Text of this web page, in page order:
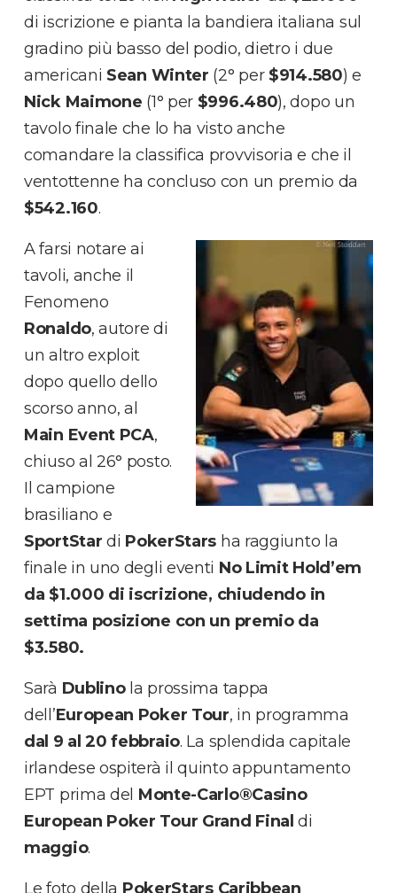
di iscrizione e pianta la bandiera italiana sul
gradino più basso del podio, dietro i due
americani Sean Winter (2° per $914.580) e
Nick Maimone (1° per $996.480), dopo un
tavolo finale che lo ha visto anche
comandare la classifica provvisoria e che il
ventottenne ha concluso con un premio da
$542.160.
A farsi notare ai
tavoli, anche il
Fenomeno
Ronaldo, autore di
un altro exploit
dopo quello dello
scorso anno, al
Main Event PCA,
chiuso al 26° posto.
Il campione
brasiliano e
SportStar di PokerStars ha raggiunto la
finale in uno degli eventi No Limit Hold’em
da $1.000 di iscrizione, chiudendo in
settima posizione con un premio da
$3.580.
Sarà Dublinola prossima tappa
dell’European Poker Tour, in programma
dal 9 al 20 febbraio. La splendida capitale
irlandese ospiterà il quinto appuntamento
EPT prima del Monte-Carlo®Casino
European Poker Tour Grand Final di
maggio.
Le foto della PokerStars Caribbean